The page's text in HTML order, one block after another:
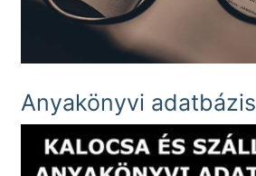
Anyakönyvi adatbázis